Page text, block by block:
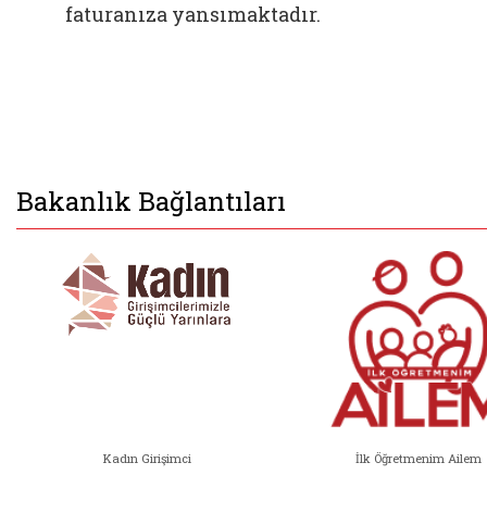
faturanıza yansımaktadır.
Bakanlık Bağlantıları
Kadın Girişimci İlk Öğretmenim Ailem